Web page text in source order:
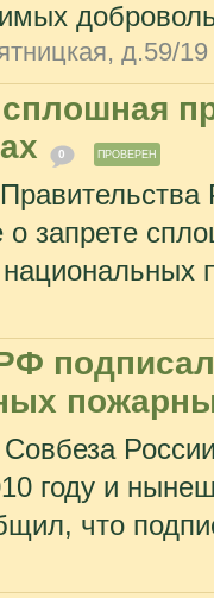
д.59/19
0 ПРОВЕРЕН
о запрете
году и
что